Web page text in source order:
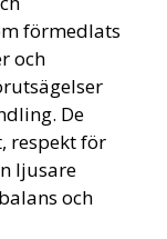
förmedlats
och
De
respekt för
ljusare
och